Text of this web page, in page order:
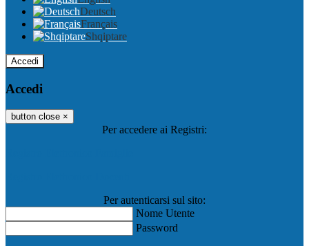
Deutsch
Français
Shqiptare
Accedi
Accedi
button close ×
Per accedere ai Registri:
Per autenticarsi sul sito:
Nome Utente
Password